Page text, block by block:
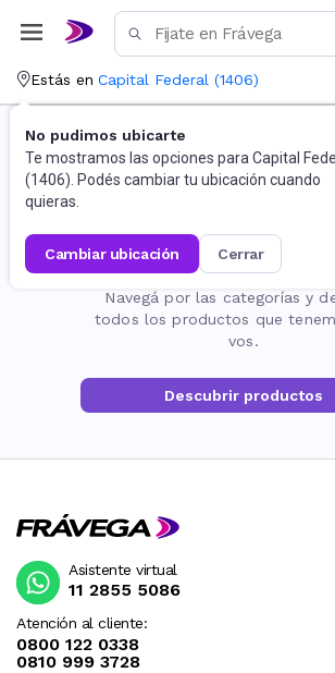
Estás en Capital Federal (1406)
No pudimos ubicarte
Te mostramos las opciones para Capital
(1406). Podés cambiar tu ubicación cuando
quieras.
cambiar ubicación cerrar
La página no existe
Navegá por las categorías y
todos los productos que
vos.
Descubrir productos
Atención al cliente:
0800 122 0338
0810 999 3728
Asistente virtual
11 2855 5086